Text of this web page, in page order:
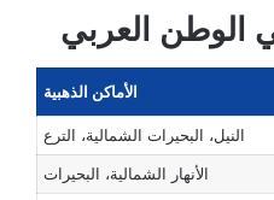
الوطن العربي
الأماكن الذهبية
النيل، البحيرات الشمالية، الترع
الأنهار الشمالية، البحيرات